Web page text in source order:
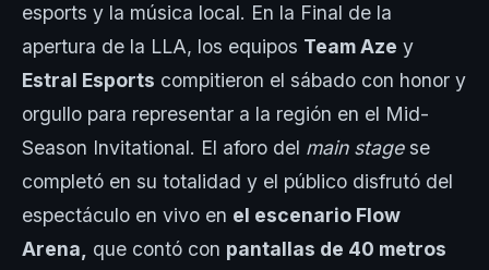
esports y la música local. En la Final de la
apertura de la LLA, los equipos Team Aze y
Estral Esports compitieron el sábado con honor y
orgullo para representar a la región en el Mid-
Season Invitational. El aforo del main stagese
completó en su totalidad y el público disfrutó del
espectáculo en vivo en el escenario Flow
Arena,
que contó con pantallas de 40 metros